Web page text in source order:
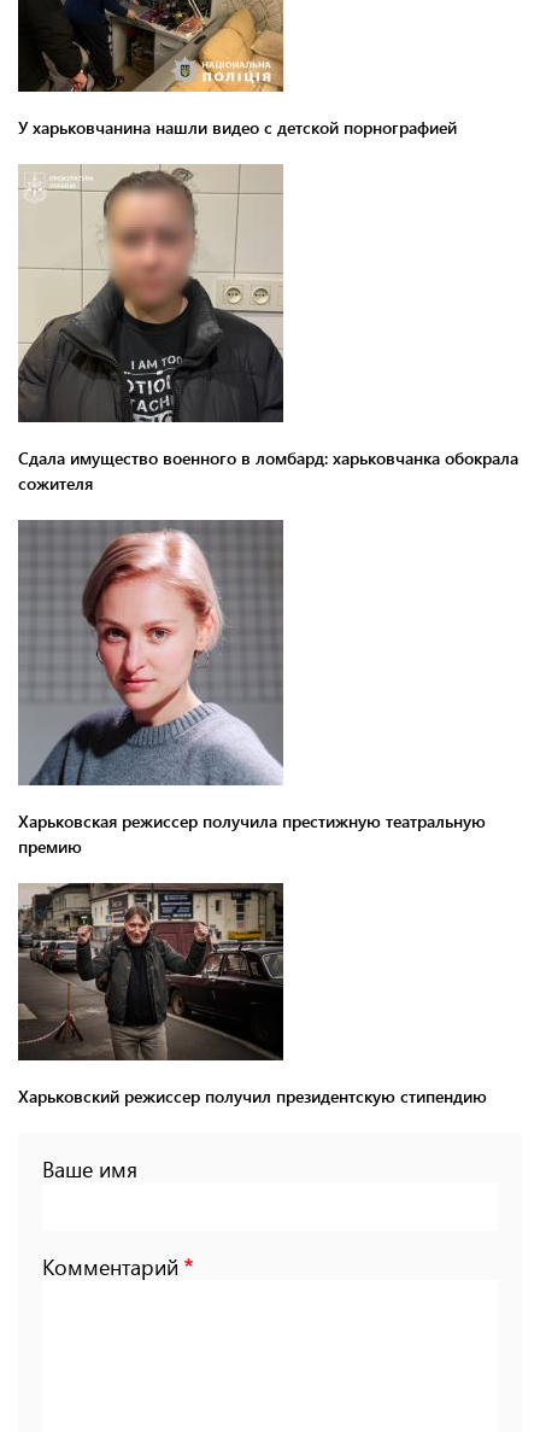
У харьковчанина нашли видео с детской порнографией
Сдала имущество военного в ломбард: харьковчанка обокрала
сожителя
Харьковская режиссер получила престижную театральную
премию
Харьковский режиссер получил президентскую стипендию
Ваше имя
Комментарий